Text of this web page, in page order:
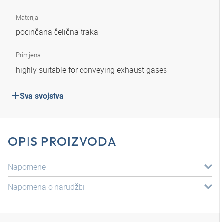
Materijal
pocinčana čelična traka
Primjena
highly suitable for conveying exhaust gases
Sva svojstva
OPIS PROIZVODA
Napomene
Napomena o narudžbi